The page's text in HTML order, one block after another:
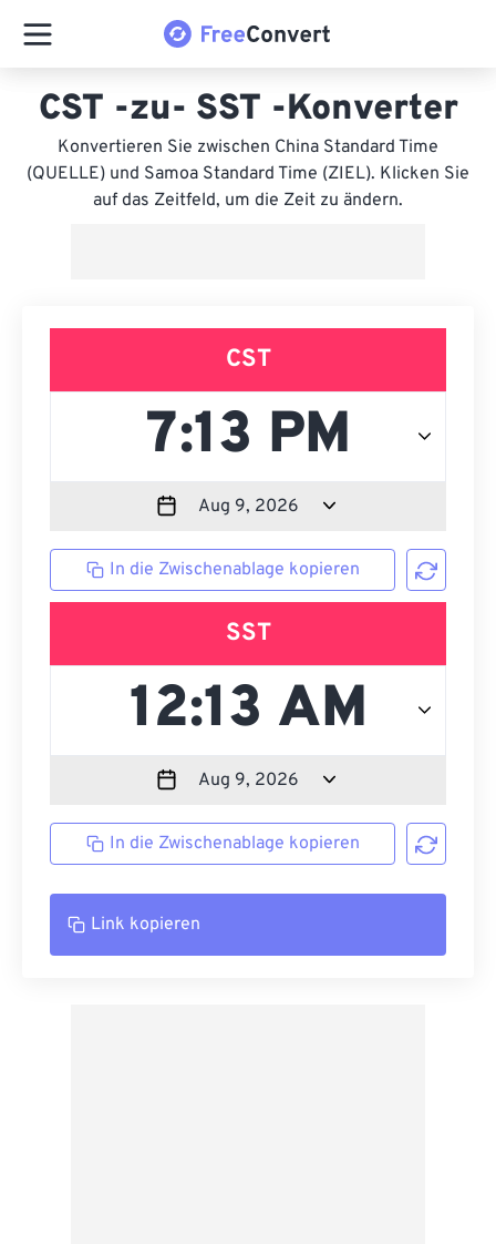
CST -zu- SST -Konverter
Konvertieren Sie zwischen China Standard Time
(QUELLE) und Samoa Standard Time (ZIEL). Klicken Sie
auf das Zeitfeld, um die Zeit zu ändern.
CST
In die Zwischenablage kopieren
SST
In die Zwischenablage kopieren
Link kopieren